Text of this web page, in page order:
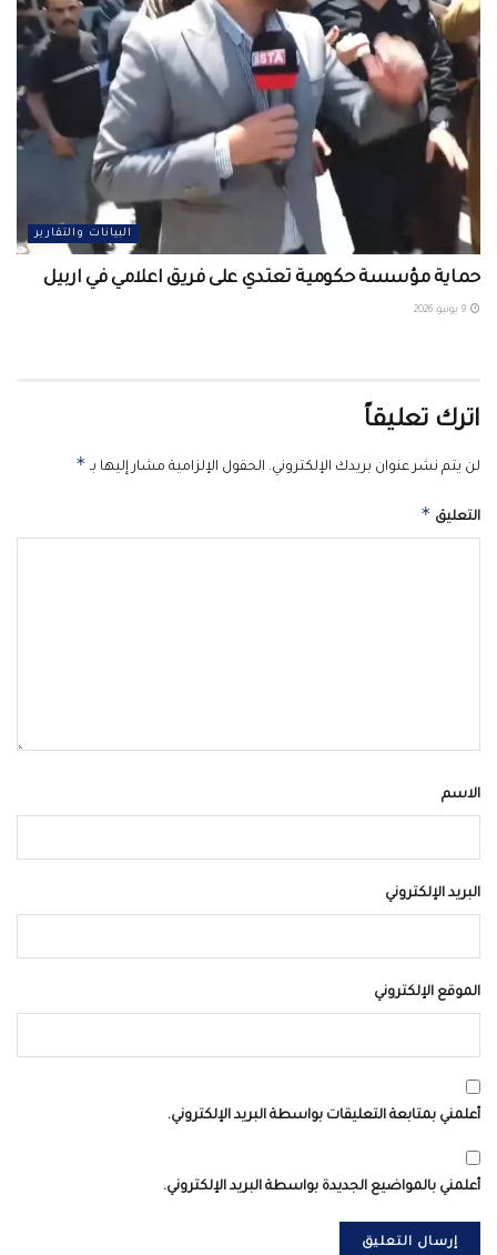
البيانات والتقارير
حماية مؤسسة حكومية تعتدي على فريق اعلامي في اربيل ‏
اترك تعليقاً
لن يتم نشر عنوان بريدك الإلكتروني. الحقول الإلزامية مشار إليها بـ *
التعليق *
الاسم
البريد الإلكتروني
الموقع الإلكتروني
أعلمني بمتابعة التعليقات بواسطة البريد الإلكتروني.
أعلمني بالمواضيع الجديدة بواسطة البريد الإلكتروني.